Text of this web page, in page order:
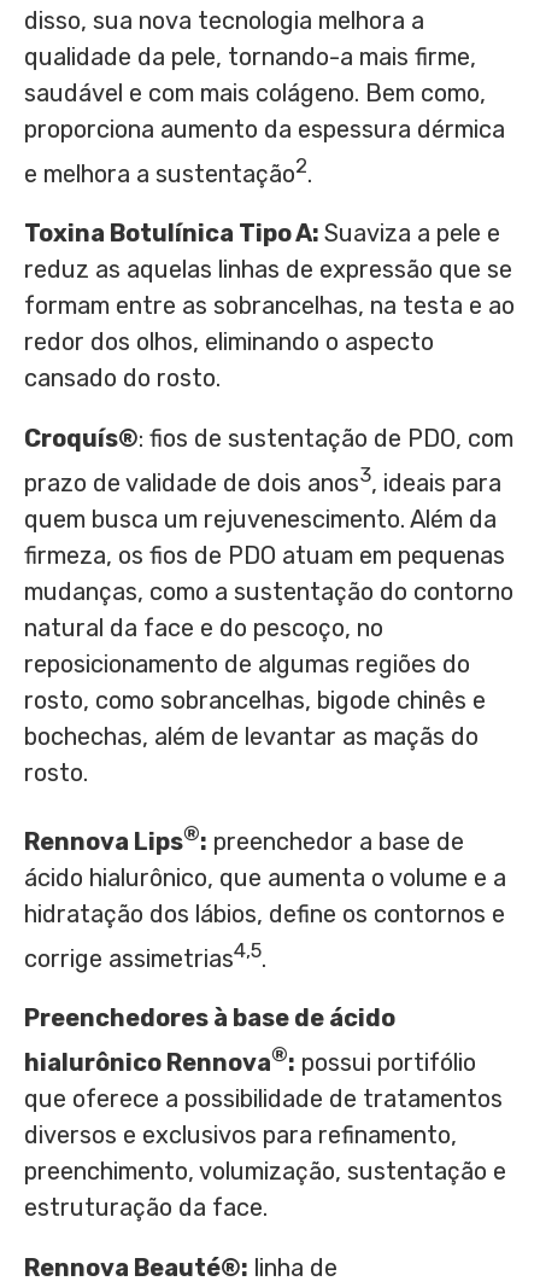
disso, sua nova tecnologia melhora a
qualidade da pele, tornando-a mais firme,
saudável e com mais colágeno. Bem como,
proporciona aumento da espessura dérmica
e melhora a sustentação2.
Toxina Botulínica Tipo A: Suaviza a pele e
reduz as aquelas linhas de expressão que se
formam entre as sobrancelhas, na testa e ao
redor dos olhos, eliminando o aspecto
cansado do rosto.
Croquís®: fios de sustentação de PDO, com
prazo de validade de dois anos3, ideais para
quem busca um rejuvenescimento. Além da
firmeza, os fios de PDO atuam em pequenas
mudanças, como a sustentação do contorno
natural da face e do pescoço, no
reposicionamento de algumas regiões do
rosto, como sobrancelhas, bigode chinês e
bochechas, além de levantar as maçãs do
rosto.
Rennova Lips®: preenchedor a base de
ácido hialurônico, que aumenta o volume e a
hidratação dos lábios, define os contornos e
corrige assimetrias4,5.
Preenchedores à base de ácido
hialurônico Rennova®: possui portifólio
que oferece a possibilidade de tratamentos
diversos e exclusivos para refinamento,
preenchimento, volumização, sustentação e
estruturação da face.
Rennova Beauté®: linha de